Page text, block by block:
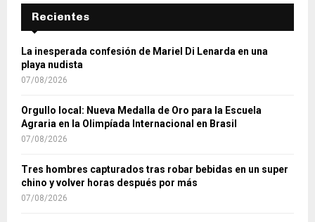
Recientes
La inesperada confesión de Mariel Di Lenarda en una
playa nudista
07/08/2026
Orgullo local: Nueva Medalla de Oro para la Escuela
Agraria en la Olimpíada Internacional en Brasil
07/08/2026
Tres hombres capturados tras robar bebidas en un super
chino y volver horas después por más
07/08/2026